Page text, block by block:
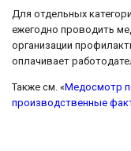
Для отдельных
ежегодно проводить
организации
оплачивает
Также см. «Медосмотр
производственные